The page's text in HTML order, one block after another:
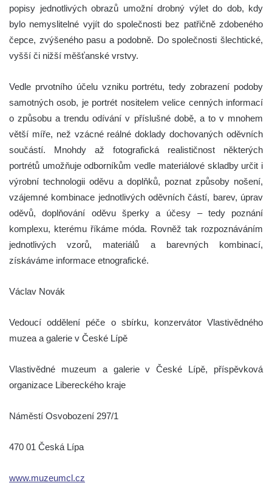
popisy jednotlivých obrazů umožní drobný výlet do dob, kdy
bylo nemyslitelné vyjít do společnosti bez patřičně zdobeného
čepce, zvýšeného pasu a podobně. Do společnosti šlechtické,
vyšší či nižší měšťanské vrstvy.
Vedle prvotního účelu vzniku portrétu, tedy zobrazení podoby
samotných osob, je portrét nositelem velice cenných informací
o způsobu a trendu odívání v příslušné době, a to v mnohem
větší míře, než vzácné reálné doklady dochovaných oděvních
součástí. Mnohdy až fotografická realističnost některých
portrétů umožňuje odborníkům vedle materiálové skladby určit i
výrobní technologii oděvu a doplňků, poznat způsoby nošení,
vzájemné kombinace jednotlivých oděvních částí, barev, úprav
oděvů, doplňování oděvu šperky a účesy – tedy poznání
komplexu, kterému říkáme móda. Rovněž tak rozpoznáváním
jednotlivých vzorů, materiálů a barevných kombinací,
získáváme informace etnografické.
Václav Novák
Vedoucí oddělení péče o sbírku, konzervátor Vlastivědného
muzea a galerie v České Lípě
Vlastivědné muzeum a galerie v České Lípě, příspěvková
organizace Libereckého kraje
Náměstí Osvobození 297/1
470 01 Česká Lípa
www.muzeumcl.cz